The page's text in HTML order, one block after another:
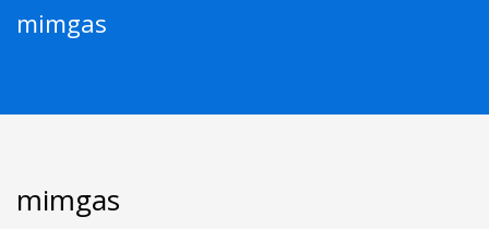
mimgas
mimgas